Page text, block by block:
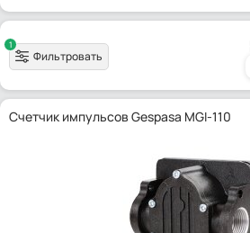
1
Фильтровать
Счетчик импульсов Gespasa MGI-110